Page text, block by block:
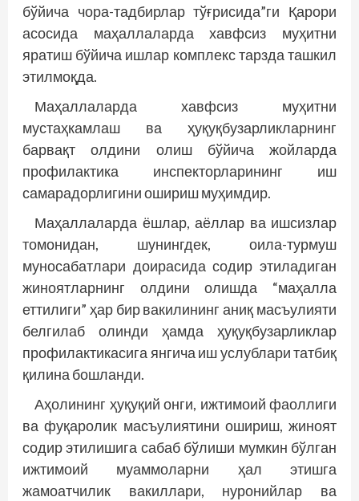
бўйича чора-тадбирлар тўғрисида”ги Қарори
асосида маҳаллаларда хавфсиз муҳитни
яратиш бўйича ишлар комплекс тарзда ташкил
этилмоқда.
Маҳаллаларда хавфсиз муҳитни
мустаҳкамлаш ва ҳуқуқбузарликларнинг
барвақт олдини олиш бўйича жойларда
профилактика инспекторларининг иш
самарадорлигини ошириш муҳимдир.
Маҳаллаларда ёшлар, аёллар ва ишсизлар
томонидан, шунингдек, оила-турмуш
муносабатлари доирасида содир этиладиган
жиноятларнинг олдини олишда “маҳалла
еттилиги” ҳар бир вакилининг аниқ масъулияти
белгилаб олинди ҳамда ҳуқуқбузарликлар
профилактикасига янгича иш услублари татбиқ
қилина бошланди.
Аҳолининг ҳуқуқий онги, ижтимоий фаоллиги
ва фуқаролик масъулиятини ошириш, жиноят
содир этилишига сабаб бўлиши мумкин бўлган
ижтимоий муаммоларни ҳал этишга
жамоатчилик вакиллари, нуронийлар ва